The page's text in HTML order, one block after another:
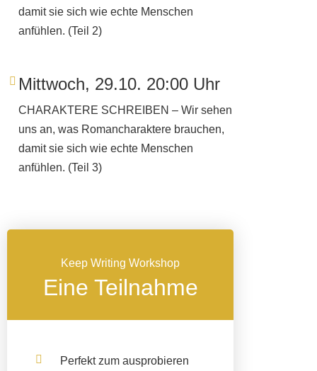
damit sie sich wie echte Menschen
anfühlen. (Teil 2)
Mittwoch, 29.10. 20:00 Uhr
CHARAKTERE SCHREIBEN – Wir sehen
uns an, was Romancharaktere brauchen,
damit sie sich wie echte Menschen
anfühlen. (Teil 3)
Keep Writing Workshop
Eine Teilnahme
Perfekt zum ausprobieren